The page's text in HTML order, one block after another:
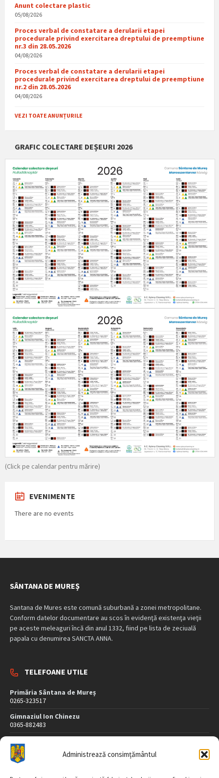
Administrează consimțământul
Anunt colectare plastic
05/08/2026
Proces verbal de constatare a derularii etapei
procedurale privind exercitarea dreptului de preemptiune
nr.3 din 28.05.2026
04/08/2026
Proces verbal de constatare a derularii etapei
procedurale privind exercitarea dreptului de preemptiune
nr.2 din 28.05.2026
04/08/2026
VEZI TOATE ANUNȚURILE
GRAFIC COLECTARE DEȘEURI 2026
(Click pe calendar pentru mărire)
EVENIMENTE
There are no events
SÂNTANA DE MUREȘ
Santana de Mures este comună suburbană a zonei metropolitane.
Conform datelor documentare au scos în evidenţă existenţa vieţii
pe aceste meleaguri încă din anul 1332, fiind pe lista de zeciuală
papala cu denumirea SANCTA ANNA.
TELEFOANE UTILE
Primăria Sântana de Mureș
0265-323517
Gimnaziul Ion Chinezu
0365-882483
0265-323507
Poliție